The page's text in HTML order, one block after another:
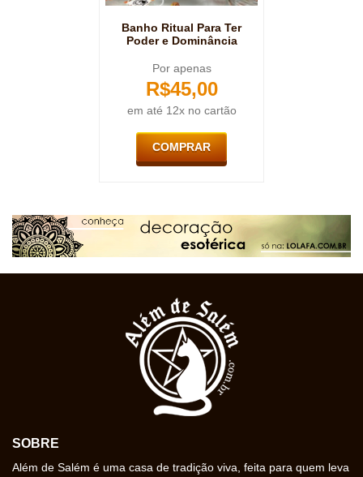
Banho Ritual Para Ter
Poder e Dominância
Por apenas
R$45,00
em até 12x no cartão
COMPRAR
SOBRE
Além de Salém é uma casa de tradição viva, feita para quem leva